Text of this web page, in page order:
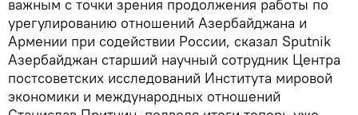
важным с точки зрения продолжения работы по
урегулированию отношений Азербайджана и
Армении при содействии России, сказал Sputnik
Азербайджан старший научный сотрудник Центра
постсоветских исследований Института мировой
экономики и международных отношений